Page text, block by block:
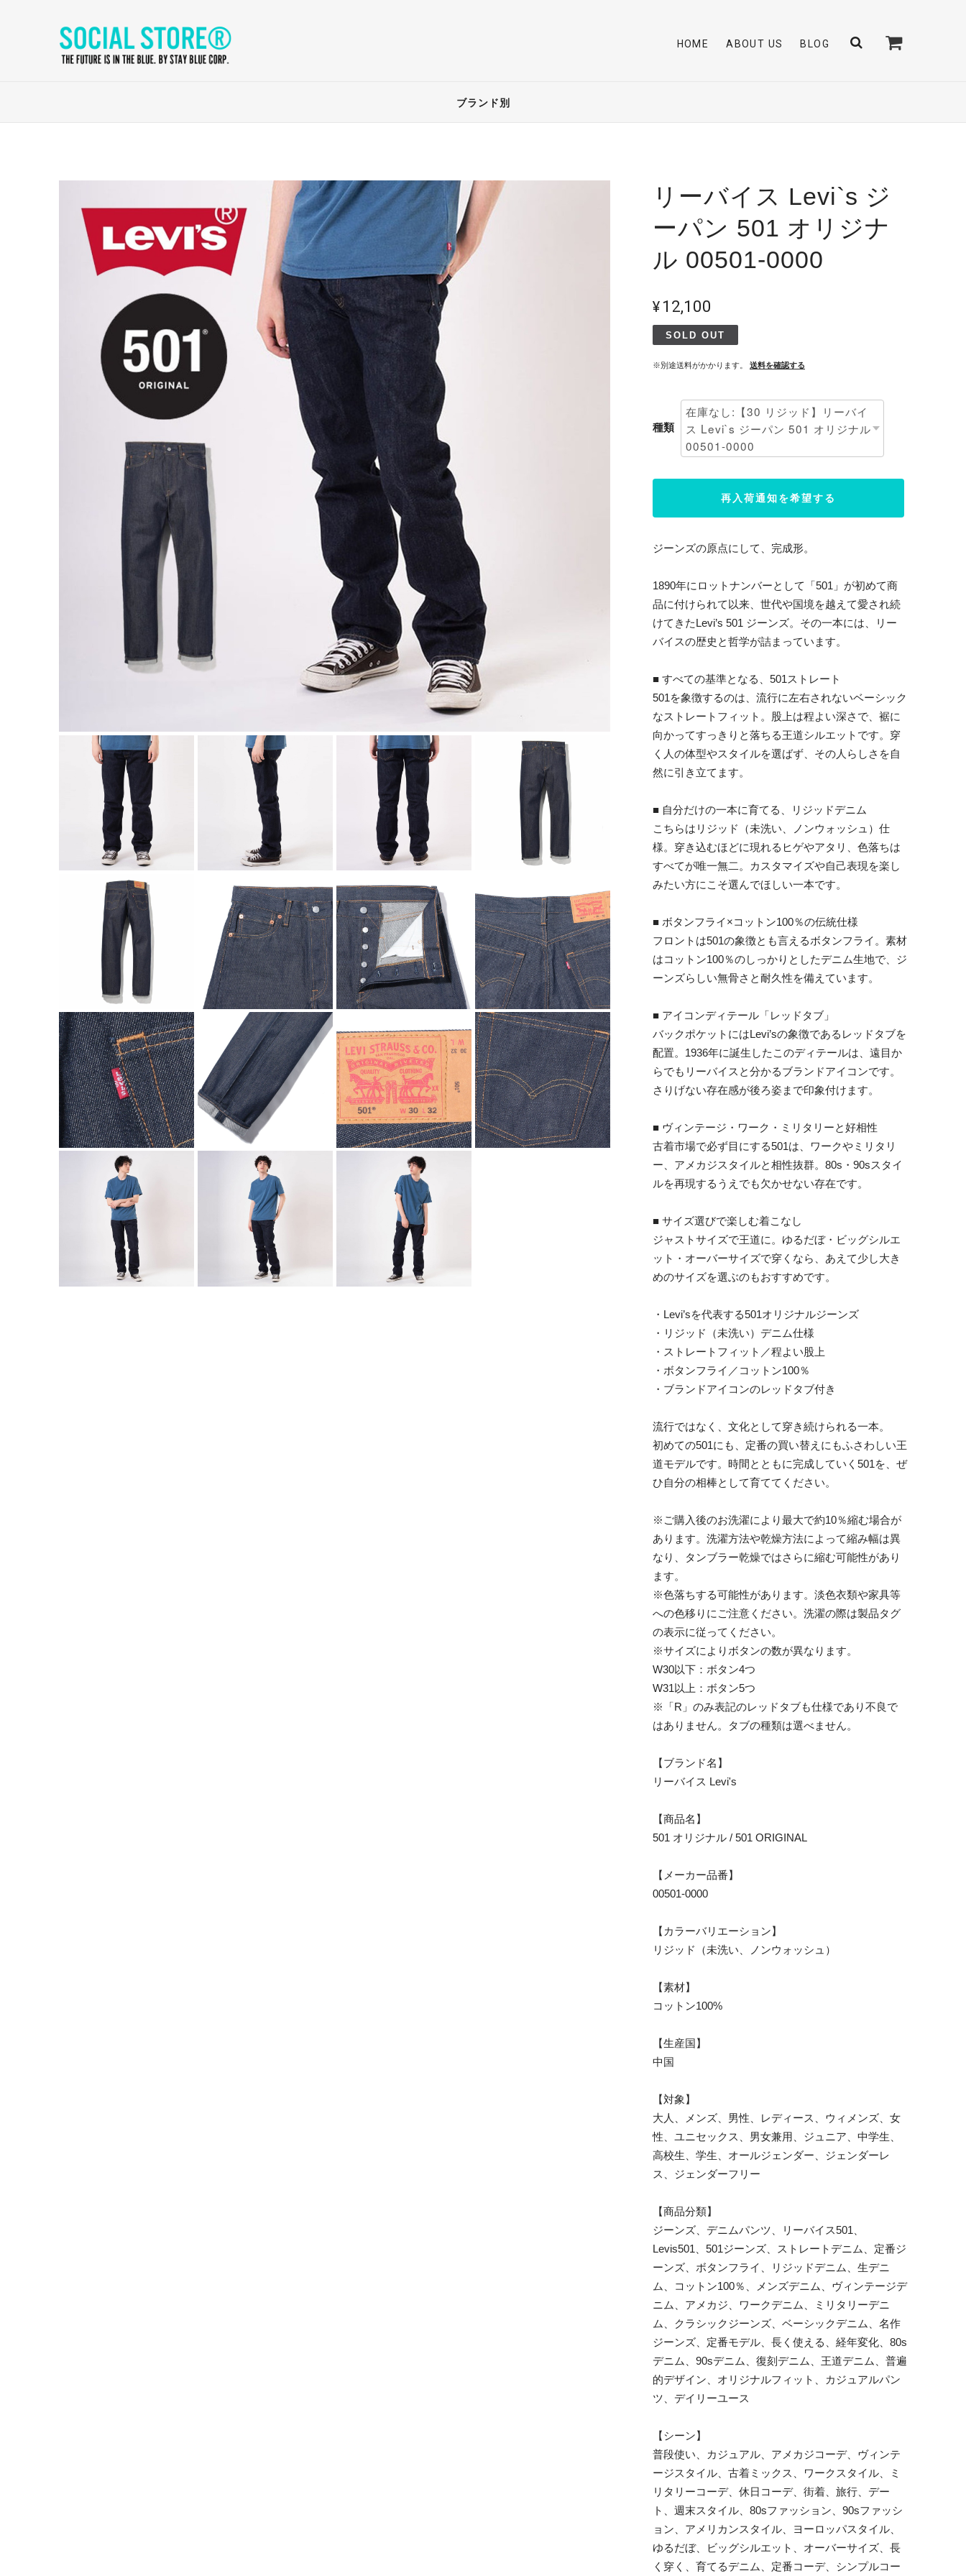
HOME ABOUT US BLOG
ブランド別
リーバイス Levi`s ジ
ーパン 501 オリジナ
ル 00501-0000
¥12,100
SOLD OUT
※別途送料がかかります。 送料を確認する
種類
再入荷通知を希望する
ジーンズの原点にして、完成形。
1890年にロットナンバーとして「501」が初めて商
品に付けられて以来、世代や国境を越えて愛され続
けてきたLevi’s 501 ジーンズ。その一本には、リー
バイスの歴史と哲学が詰まっています。
■ すべての基準となる、501ストレート
501を象徴するのは、流行に左右されないベーシック
なストレートフィット。股上は程よい深さで、裾に
向かってすっきりと落ちる王道シルエットです。穿
く人の体型やスタイルを選ばず、その人らしさを自
然に引き立てます。
■ 自分だけの一本に育てる、リジッドデニム
こちらはリジッド（未洗い、ノンウォッシュ）仕
様。穿き込むほどに現れるヒゲやアタリ、色落ちは
すべてが唯一無二。カスタマイズや自己表現を楽し
みたい方にこそ選んでほしい一本です。
■ ボタンフライ×コットン100％の伝統仕様
フロントは501の象徴とも言えるボタンフライ。素材
はコットン100％のしっかりとしたデニム生地で、ジ
ーンズらしい無骨さと耐久性を備えています。
■ アイコンディテール「レッドタブ」
バックポケットにはLevi’sの象徴であるレッドタブを
配置。1936年に誕生したこのディテールは、遠目か
らでもリーバイスと分かるブランドアイコンです。
さりげない存在感が後ろ姿まで印象付けます。
■ ヴィンテージ・ワーク・ミリタリーと好相性
古着市場で必ず目にする501は、ワークやミリタリ
ー、アメカジスタイルと相性抜群。80s・90sスタイ
ルを再現するうえでも欠かせない存在です。
■ サイズ選びで楽しむ着こなし
ジャストサイズで王道に。ゆるだぼ・ビッグシルエ
ット・オーバーサイズで穿くなら、あえて少し大き
めのサイズを選ぶのもおすすめです。
・Levi’sを代表する501オリジナルジーンズ
・リジッド（未洗い）デニム仕様
・ストレートフィット／程よい股上
・ボタンフライ／コットン100％
・ブランドアイコンのレッドタブ付き
流行ではなく、文化として穿き続けられる一本。
初めての501にも、定番の買い替えにもふさわしい王
道モデルです。時間とともに完成していく501を、ぜ
ひ自分の相棒として育ててください。
※ご購入後のお洗濯により最大で約10％縮む場合が
あります。洗濯方法や乾燥方法によって縮み幅は異
なり、タンブラー乾燥ではさらに縮む可能性があり
ます。
※色落ちする可能性があります。淡色衣類や家具等
への色移りにご注意ください。洗濯の際は製品タグ
の表示に従ってください。
※サイズによりボタンの数が異なります。
W30以下：ボタン4つ
W31以上：ボタン5つ
※「R」のみ表記のレッドタブも仕様であり不良で
はありません。タブの種類は選べません。
【ブランド名】
リーバイス Levi's
【商品名】
501 オリジナル / 501 ORIGINAL
【メーカー品番】
00501-0000
【カラーバリエーション】
リジッド（未洗い、ノンウォッシュ）
【素材】
コットン100%
【生産国】
中国
【対象】
大人、メンズ、男性、レディース、ウィメンズ、女
性、ユニセックス、男女兼用、ジュニア、中学生、
高校生、学生、オールジェンダー、ジェンダーレ
ス、ジェンダーフリー
【商品分類】
ジーンズ、デニムパンツ、リーバイス501、
Levis501、501ジーンズ、ストレートデニム、定番ジ
ーンズ、ボタンフライ、リジッドデニム、生デニ
ム、コットン100％、メンズデニム、ヴィンテージデ
ニム、アメカジ、ワークデニム、ミリタリーデニ
ム、クラシックジーンズ、ベーシックデニム、名作
ジーンズ、定番モデル、長く使える、経年変化、80s
デニム、90sデニム、復刻デニム、王道デニム、普遍
的デザイン、オリジナルフィット、カジュアルパン
ツ、デイリーユース
【シーン】
普段使い、カジュアル、アメカジコーデ、ヴィンテ
ージスタイル、古着ミックス、ワークスタイル、ミ
リタリーコーデ、休日コーデ、街着、旅行、デー
ト、週末スタイル、80sファッション、90sファッシ
ョン、アメリカンスタイル、ヨーロッパスタイル、
ゆるだぼ、ビッグシルエット、オーバーサイズ、長
く穿く、育てるデニム、定番コーデ、シンプルコー